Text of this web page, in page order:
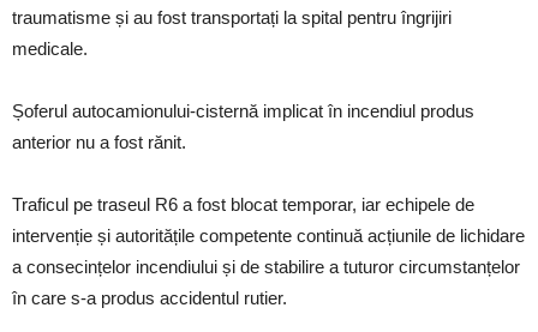
traumatisme și au fost transportați la spital pentru îngrijiri
medicale.
Șoferul autocamionului-cisternă implicat în incendiul produs
anterior nu a fost rănit.
Traficul pe traseul R6 a fost blocat temporar, iar echipele de
intervenție și autoritățile competente continuă acțiunile de lichidare
a consecințelor incendiului și de stabilire a tuturor circumstanțelor
în care s-a produs accidentul rutier.